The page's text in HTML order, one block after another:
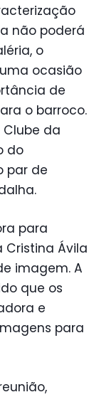
não poderá
o
ocasião
de
o barroco.
da
do
par de
para
Ávila
imagem. A
que os
e
para